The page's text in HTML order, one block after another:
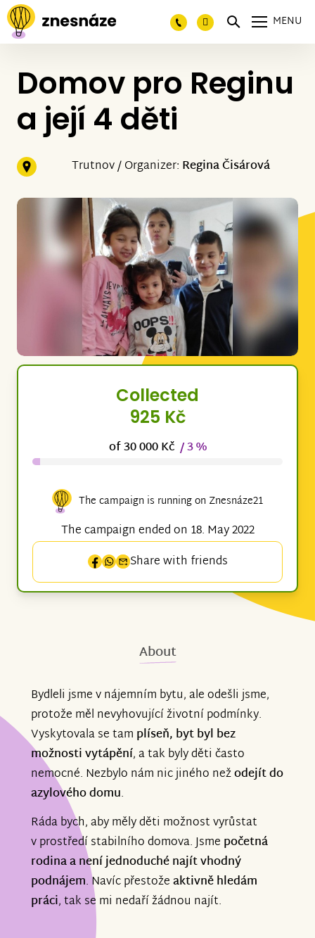
MENU
Domov pro Reginu
a její 4 děti
Trutnov / Organizer: Regina Čisárová
Collected
925 Kč
of 30 000 Kč / 3 %
The campaign is running on Znesnáze21
The campaign ended on 18. May 2022
Share with friends
About
Bydleli jsme v nájemním bytu, ale odešli jsme,
protože měl nevyhovující životní podmínky.
Vyskytovala se tam plíseň, byt byl bez
možnosti vytápění, a tak byly děti často
nemocné. Nezbylo nám nic jiného nežodejít do
azylového domu.
Ráda bych, aby měly děti možnost vyrůstat
v prostředí stabilního domova. Jsme početná
rodina a není jednoduché najít vhodný
podnájem. Navíc přestožeaktivně hledám
práci, tak se mi nedaří žádnou najít.